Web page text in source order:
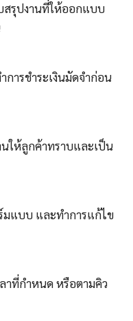
สรุปงานที่ให้ออกแบบ
ารชำระเงินมัดจำก่อน
ให้ลูกค้าทราบและเป็น
มแบบ และทำการแก้ไข
าที่กำหนด หรือตามคิว